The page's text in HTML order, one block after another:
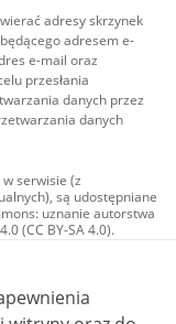
adresy skrzynek
adresem e-
e-mail oraz
przesłania
danych przez
danych
serwisie (z
są udostępniane
uznanie autorstwa
(CC BY-SA 4.0).
zdjęcia, materiały
na licencji typu
użycie
4.0 (CC BY-
inaczej.